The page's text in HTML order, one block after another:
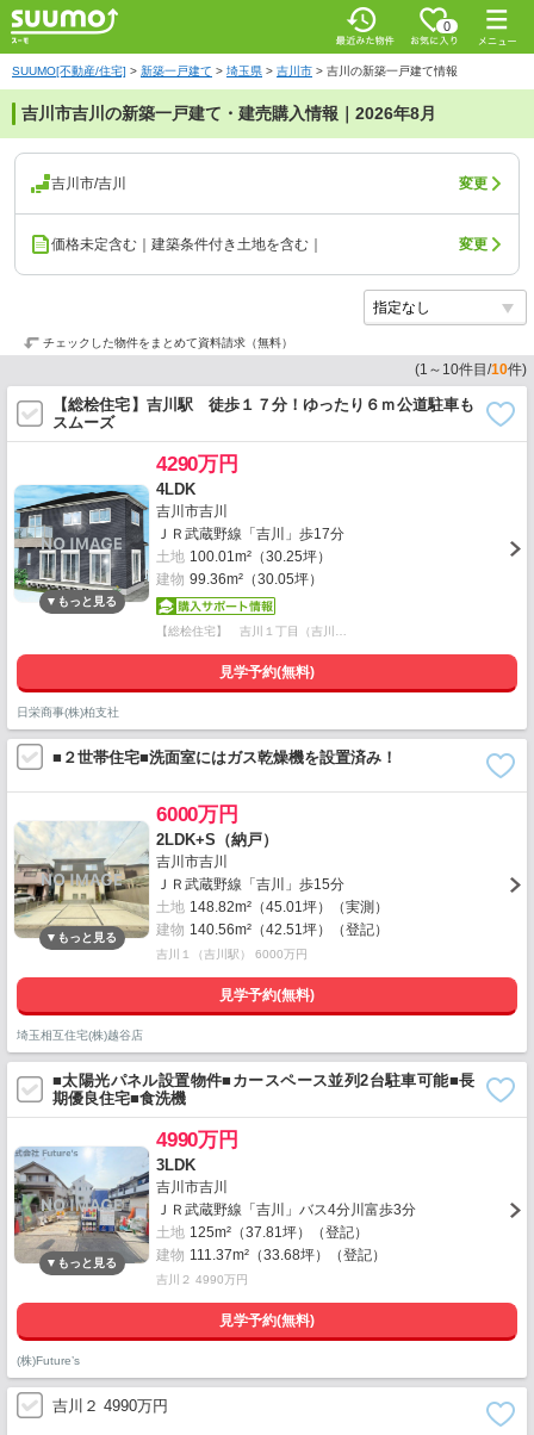
0
SUUMO[不動産/住宅] > 新築一戸建て > 埼玉県 > 吉川市 > 吉川の新築一戸建て情報
吉川市吉川の新築一戸建て・建売購入情報｜2026年8月
吉川市/吉川 変更
価格未定含む｜建築条件付き土地を含む｜ 変更
チェックした物件をまとめて資料請求（無料）
(1 ～ 10件目/10件)
【総桧住宅】吉川駅 徒歩１７分！ゆったり６ｍ公道駐車も
スムーズ
4290万円
4LDK
吉川市吉川
ＪＲ武蔵野線「吉川」歩17分
土地 100.01m²（30.25坪）
建物 99.36m²（30.05坪）
【総桧住宅】 吉川１丁目（吉川…
見学予約(無料)
日栄商事(株)柏支社
■２世帯住宅■洗面室にはガス乾燥機を設置済み！
6000万円
2LDK+S（納戸）
吉川市吉川
ＪＲ武蔵野線「吉川」歩15分
土地 148.82m²（45.01坪）（実測）
建物 140.56m²（42.51坪）（登記）
吉川１（吉川駅） 6000万円
見学予約(無料)
埼玉相互住宅(株)越谷店
■太陽光パネル設置物件■カースペース並列2台駐車可能■長
期優良住宅■食洗機
4990万円
3LDK
吉川市吉川
ＪＲ武蔵野線「吉川」バス4分川富歩3分
土地 125m²（37.81坪）（登記）
建物 111.37m²（33.68坪）（登記）
吉川２ 4990万円
見学予約(無料)
(株)Future’s
吉川２ 4990万円